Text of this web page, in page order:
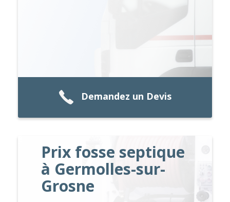
Demandez un Devis
Prix fosse septique
à Germolles-sur-
Grosne